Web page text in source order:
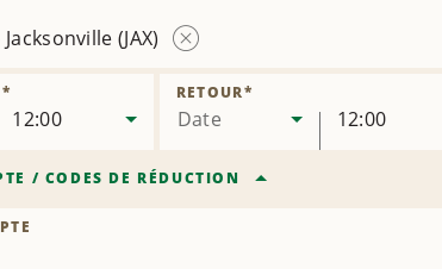
(JAX)
l’agence
*
12:00 Date
RETOUR*
12:00
/ CODES DE RÉDUCTION